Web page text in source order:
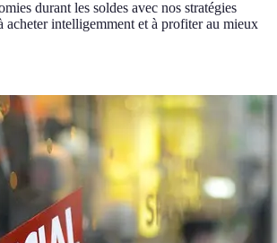
durant les soldes avec nos stratégies
acheter intelligemment et à profiter au mieux